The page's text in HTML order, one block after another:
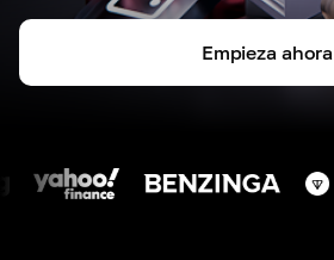
Empieza ahora